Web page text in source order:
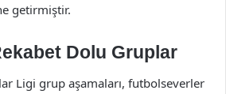
getirmiştir.
Dolu Gruplar
Ligi grup aşamaları, futbolseverler